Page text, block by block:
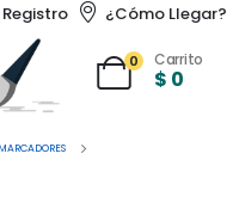
¿Cómo Llegar?
0 Carrito
$ 0
MARCADORES